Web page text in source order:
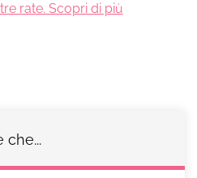
rate. Scopri di più
che...